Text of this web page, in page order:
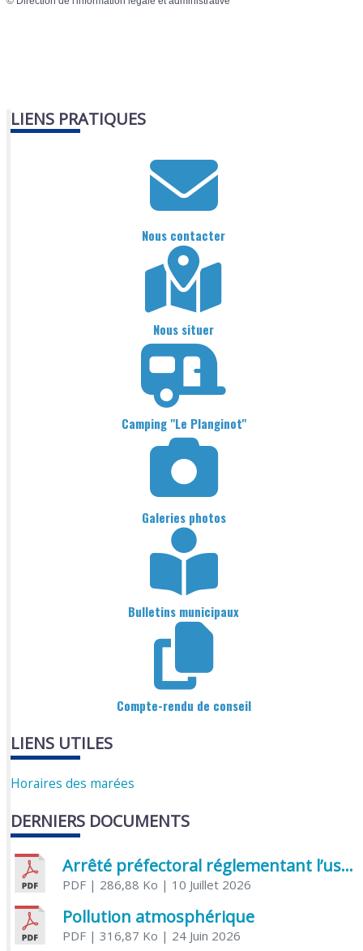
LIENS PRATIQUES
Nous contacter
Nous situer
Camping "Le Planginot"
Galeries photos
Bulletins municipaux
Compte-rendu de conseil
LIENS UTILES
Horaires des marées
DERNIERS DOCUMENTS
Arrêté préfectoral réglementant l’usage de l’eau
PDF| 286,88 Ko | 10 Juillet 2026
Pollution atmosphérique
PDF| 316,87 Ko | 24 Juin 2026